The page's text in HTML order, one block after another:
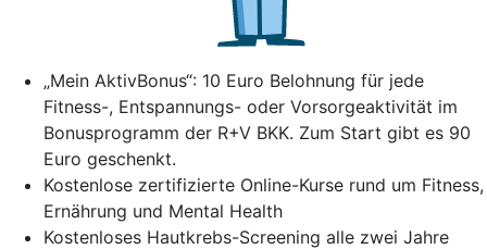
„Mein AktivBonus“: 10 Euro Belohnung für jede
Fitness-, Entspannungs- oder Vorsorgeaktivität im
Bonusprogramm der R+V BKK. Zum Start gibt es 90
Euro geschenkt.
Kostenlose zertifizierte Online-Kurse rund um Fitness,
Ernährung und Mental Health
Kostenloses Hautkrebs-Screening alle zwei Jahre